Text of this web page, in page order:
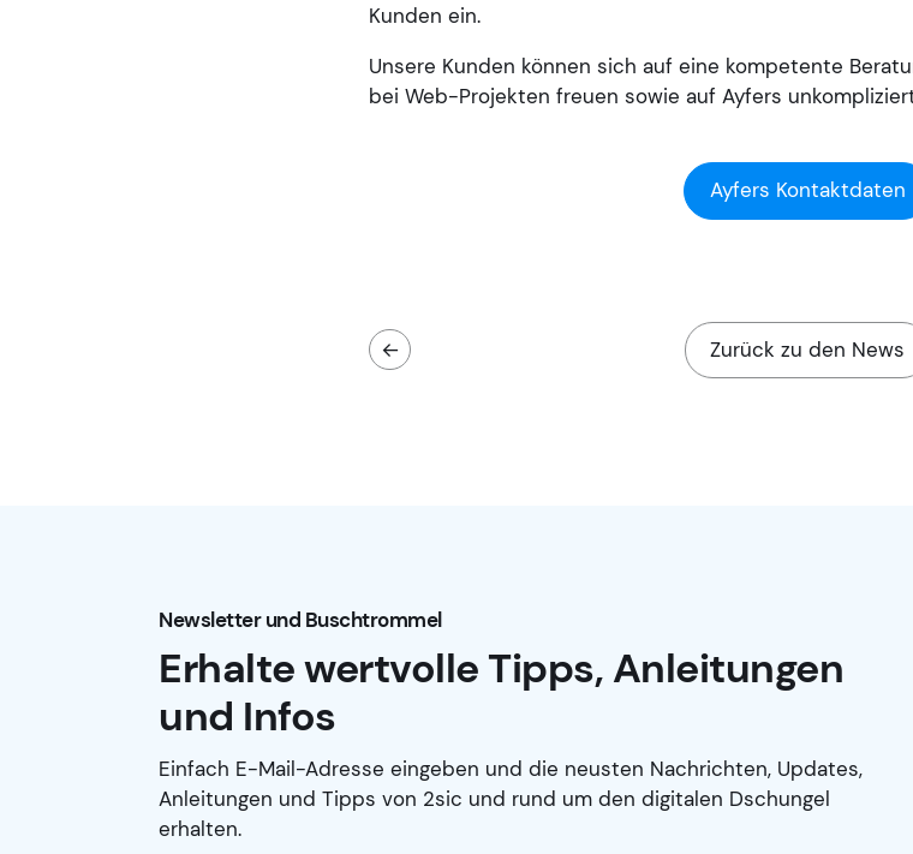
Kunden ein.
Unsere Kunden können sich auf eine kompetente
bei Web-Projekten freuen sowie auf Ayfers
Ayfers Kontaktdaten
← Zurück zu den News
Newsletter und Buschtrommel
Erhalte wertvolle Tipps, Anleitungen
und Infos
Einfach E-Mail-Adresse eingeben und die neusten Nachrichten, Updates,
Anleitungen und Tipps von 2sic und rund um den digitalen Dschungel
erhalten.